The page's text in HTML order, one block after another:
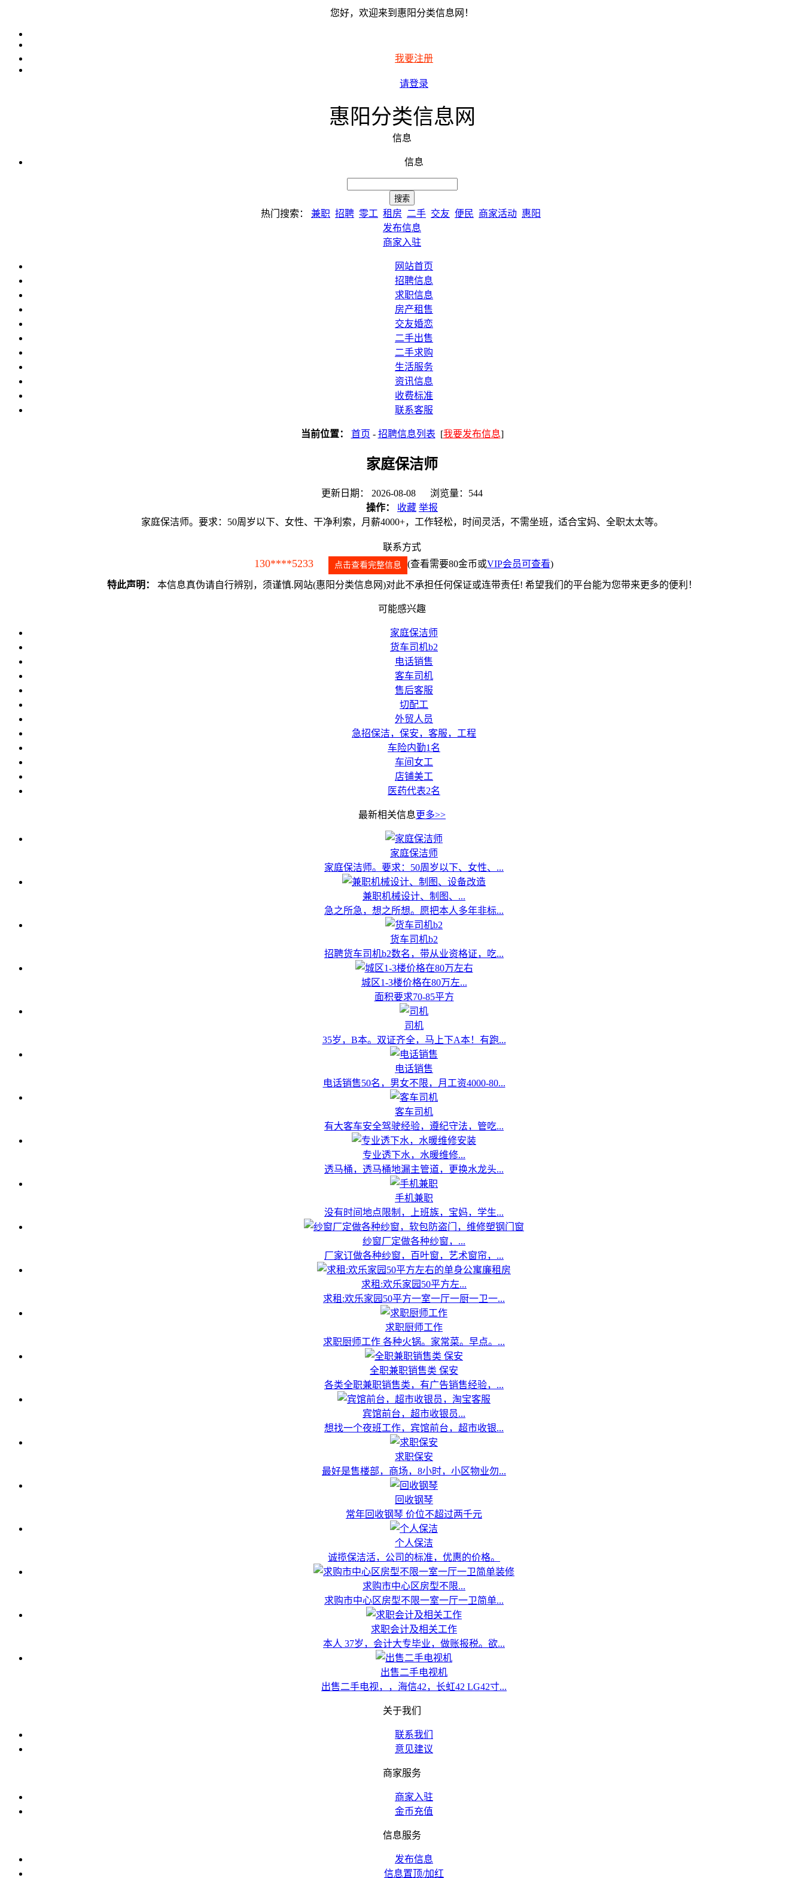
您好，欢迎来到惠阳分类信息网！
我要注册
请登录
惠阳分类信息网
信息
信息
热门搜索： 兼职 招聘 零工 租房 二手 交友 便民 商家活动 惠阳
发布信息
商家入驻
网站首页
招聘信息
求职信息
房产租售
交友婚恋
二手出售
二手求购
生活服务
资讯信息
收费标准
联系客服
当前位置： 首页 - 招聘信息列表 [我要发布信息]
家庭保洁师
更新日期： 2026-08-08 浏览量：544
操作：
收藏 举报
家庭保洁师。要求：50周岁以下、女性、干净利索，月薪4000+，工作轻松，时间灵活，不需坐班，适合宝妈、全职太太等。
联系方式
130****5233 点击查看完整信息 (查看需要80金币或VIP会员可查看)
特此声明： 本信息真伪请自行辨别，须谨慎.网站(惠阳分类信息网)对此不承担任何保证或连带责任! 希望我们的平台能为您带来更多的便利！
可能感兴趣
家庭保洁师
货车司机b2
电话销售
客车司机
售后客服
切配工
外贸人员
急招保洁，保安，客服，工程
车险内勤1名
车间女工
店铺美工
医药代表2名
最新相关信息更多>>
家庭保洁师
家庭保洁师。要求：50周岁以下、女性、...
兼职机械设计、制图、...
急之所急，想之所想。愿把本人多年非标...
货车司机b2
招聘货车司机b2数名，带从业资格证，吃...
城区1-3楼价格在80万左...
面积要求70-85平方
司机
35岁，B本。双证齐全，马上下A本！有跑...
电话销售
电话销售50名，男女不限，月工资4000-80...
客车司机
有大客车安全驾驶经验，遵纪守法，管吃...
专业透下水，水暖维修...
透马桶，透马桶地漏主管道，更换水龙头...
手机兼职
没有时间地点限制，上班族，宝妈，学生...
纱窗厂定做各种纱窗，...
厂家订做各种纱窗，百叶窗，艺术窗帘，...
求租:欢乐家园50平方左...
求租:欢乐家园50平方一室一厅一厨一卫一...
求职厨师工作
求职厨师工作 各种火锅。家常菜。早点。...
全职兼职销售类 保安
各类全职兼职销售类，有广告销售经验，...
宾馆前台，超市收银员...
想找一个夜班工作，宾馆前台，超市收银...
求职保安
最好是售楼部，商场，8小时，小区物业勿...
回收钢琴
常年回收钢琴 价位不超过两千元
个人保洁
诚揽保洁活，公司的标准，优惠的价格。
求购市中心区房型不限...
求购市中心区房型不限一室一厅一卫简单...
求职会计及相关工作
本人 37岁，会计大专毕业，做账报税。欲...
出售二手电视机
出售二手电视，，海信42，长虹42 LG42寸...
关于我们
联系我们
意见建议
商家服务
商家入驻
金币充值
信息服务
发布信息
信息置顶/加红